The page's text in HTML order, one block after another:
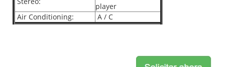
player
Air Conditioning:
A / C